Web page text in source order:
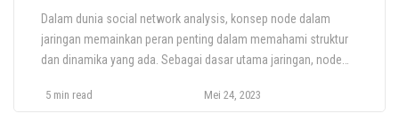
Dalam dunia social network analysis, konsep node dalam
jaringan memainkan peran penting dalam memahami struktur
dan dinamika yang ada. Sebagai dasar utama jaringan, node
sendiri. Node adalah elemen dasar yang membentuk network,
5 min read Mei 24, 2023